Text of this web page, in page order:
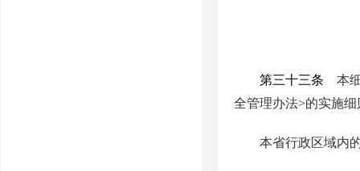
第三十三条
本
全管理办法>的实施
本省行政区域内